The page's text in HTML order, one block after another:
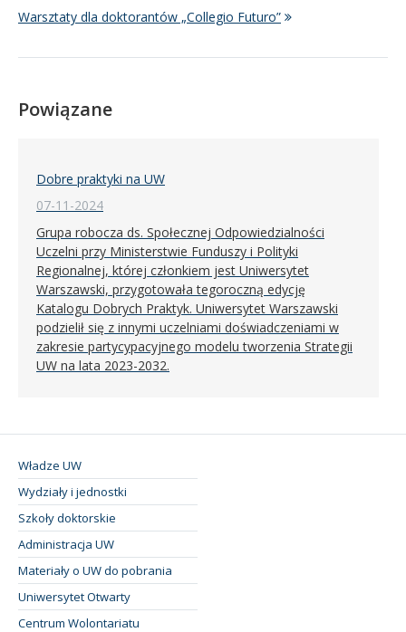
Warsztaty dla doktorantów „Collegio Futuro”
Powiązane
Dobre praktyki na UW
07-11-2024
Grupa robocza ds. Społecznej Odpowiedzialności
Uczelni przy Ministerstwie Funduszy i Polityki
Regionalnej, której członkiem jest Uniwersytet
Warszawski, przygotowała tegoroczną edycję
Katalogu Dobrych Praktyk. Uniwersytet Warszawski
podzielił się z innymi uczelniami doświadczeniami w
zakresie partycypacyjnego modelu tworzenia Strategii
UW na lata 2023-2032.
Władze UW
Wydziały i jednostki
Szkoły doktorskie
Administracja UW
Materiały o UW do pobrania
Uniwersytet Otwarty
Centrum Wolontariatu